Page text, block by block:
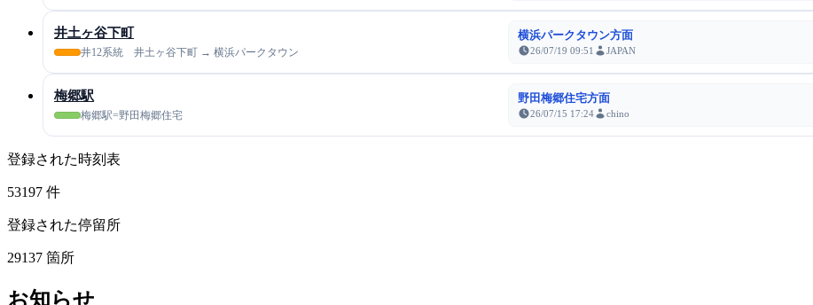
井土ヶ谷下町
井12系統 井土ヶ谷下町 → 横浜パークタウン
横浜パークタウン方面
26/07/19 09:51 JAPAN
梅郷駅
梅郷駅=野田梅郷住宅
野田梅郷住宅方面
26/07/15 17:24 chino
登録された時刻表
53197 件
登録された停留所
29137 箇所
お知らせ